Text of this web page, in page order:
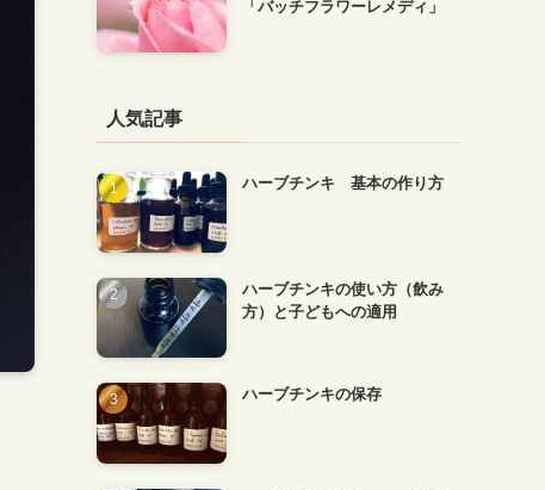
「バッチフラワーレメディ」
人気記事
ハーブチンキ 基本の作り方
ハーブチンキの使い方（飲み
方）と子どもへの適用
ハーブチンキの保存